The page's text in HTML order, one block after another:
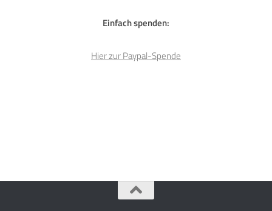
Einfach spenden:
Hier zur Paypal-Spende